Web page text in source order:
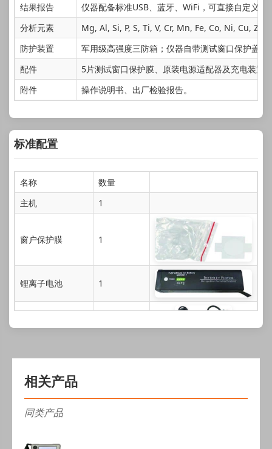
结果报告
仪器配备标准USB、蓝牙、WiFi，可直接自定义
分析元素
Mg, Al, Si, P, S, Ti, V, Cr, Mn, Fe, Co, Ni, Cu,
防护装置
军用级高强度三防箱；仪器自带测试窗口保护盖，
配件
5片测试窗口保护膜、原装电源适配器及充电装置
附件
操作说明书、出厂检验报告。
标准配置
名称
数量
主机
1
窗户保护膜 1
锂离子电池 1
电源适配器 1
相关产品
同类产品